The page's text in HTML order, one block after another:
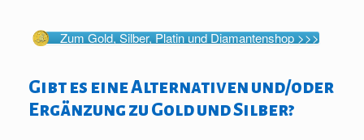
Zum Gold, Silber, Platin und Diamantenshop >>>
Gibt es eine Alternativen und/oder
Ergänzung zu Gold und Silber?